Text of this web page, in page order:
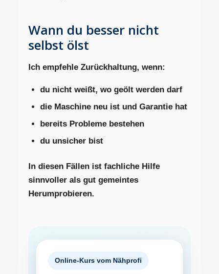
Wann du besser nicht
selbst ölst
Ich empfehle Zurückhaltung, wenn:
du nicht weißt, wo geölt werden darf
die Maschine neu ist und Garantie hat
bereits Probleme bestehen
du unsicher bist
In diesen Fällen ist fachliche Hilfe
sinnvoller als gut gemeintes
Herumprobieren.
Online-Kurs vom Nähprofi